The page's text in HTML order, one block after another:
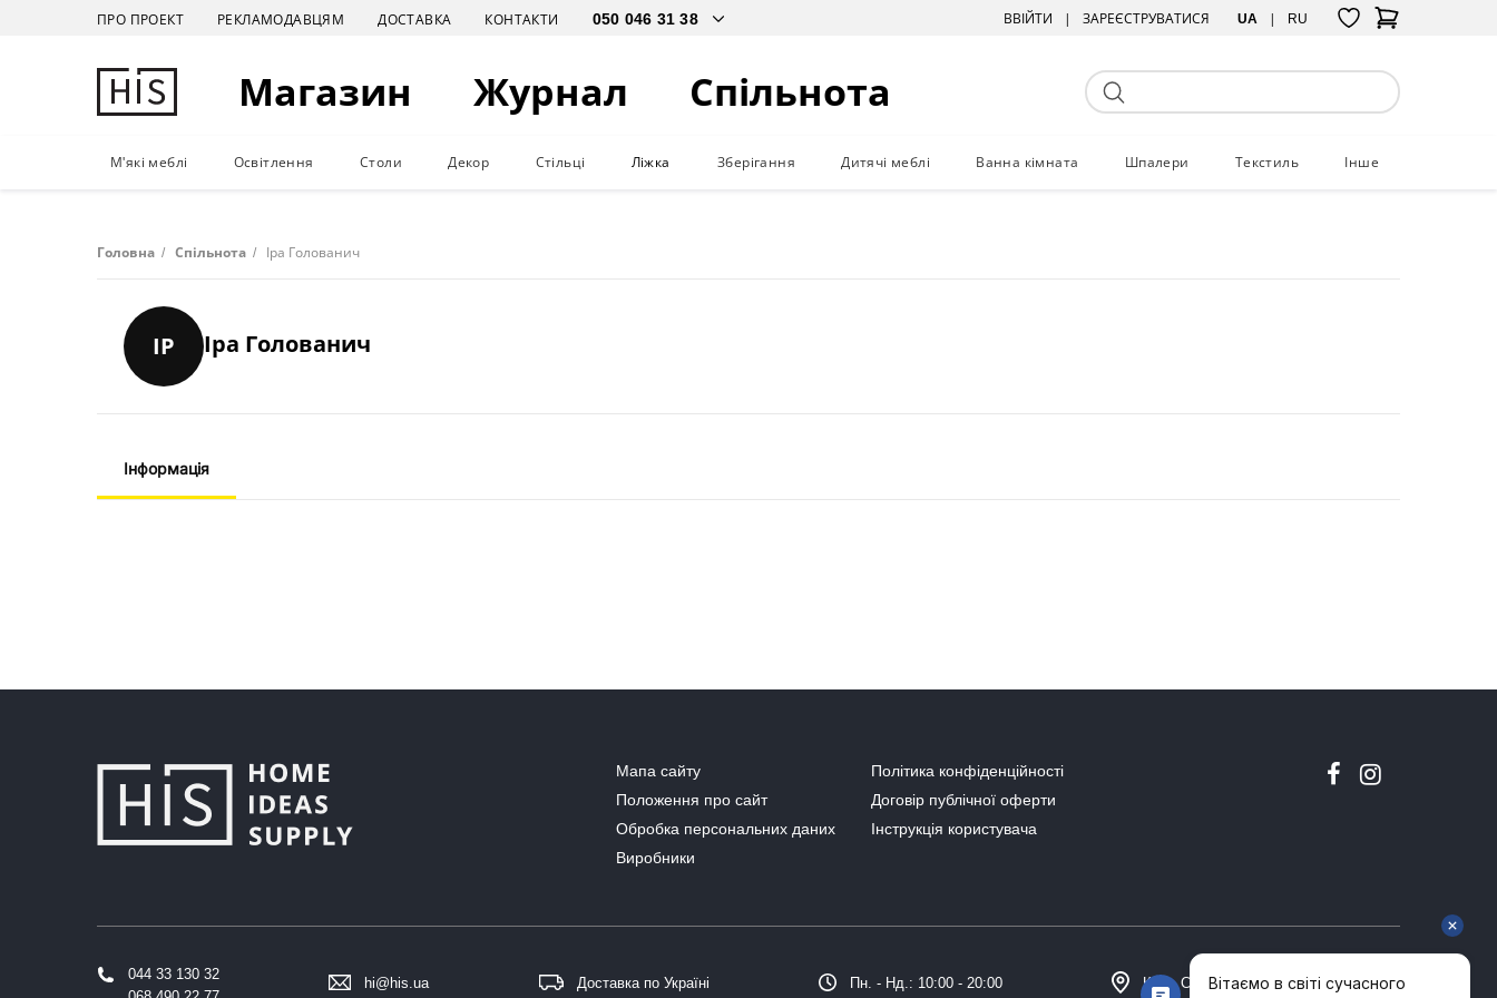
ПРО ПРОЕКТ РЕКЛАМОДАВЦЯМ ДОСТАВКА КОНТАКТИ ВВІЙТИ ЗАРЕЄСТРУВАТИСЯ UA RU
Магазин Журнал Спільнота
М'які меблі Освітлення Столи Декор Стільці Ліжка Зберігання Дитячі меблі Ванна кімната Шпалери Текстиль Інше
Головна / Спільнота / Іра Голованич
ІР Іра Голованич
Інформація
Мапа сайту
Політика конфіденційності
Положення про сайт
Договір публічної оферти
Обробка персональних даних
Інструкція користувача
Виробники
044 33 130 32
hi@his.ua Доставка по Україні Пн. - Нд.: 10:00 - 20:00 Київ, Столичне шосе 101, Домосфера